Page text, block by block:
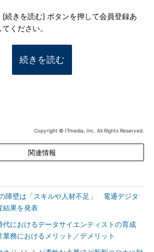
続きを読む] ボタンを押して会員登録あ
ください。
続きを読む
Copyright © ITmedia, Inc. All Rights Reserved.
関連情報
障壁は「スキルや人材不足」 電通デジタ
結果を発表
代におけるデータサイエンティストの育成
業務におけるメリット／デメリット